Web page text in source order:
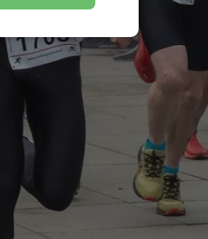
użytkownika i